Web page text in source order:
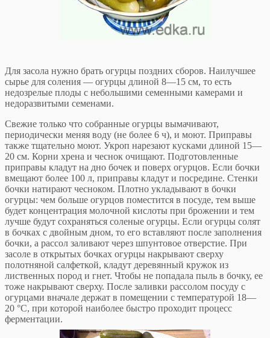
Для засола нужно брать огурцы поздних сборов. Наилучшее
сырье для соления — огурцы длиной 8—15 см, то есть
недозрелые плоды с небольшими семенными камерами и
недоразвитыми семенами.
Свежие только что собранные огурцы вымачивают,
периодически меняя воду (не более 6 ч), и моют. Приправы
также тщательно моют. Укроп нарезают кусками длиной 15—
20 см. Корни хрена и чеснок очищают. Подготовленные
приправы кладут на дно бочек и поверх огурцов. Если бочки
вмещают более 100 л, приправы кладут и посредине. Стенки
бочки натирают чесноком. Плотно укладывают в бочки
огурцы: чем больше огурцов поместится в посуде, тем выше
будет концентрация молочной кислоты при брожении и тем
лучше будут сохраняться соленые огурцы. Если огурцы солят
в бочках с двойным дном, то его вставляют после заполнения
бочки, а рассол заливают через шпунтовое отверстие. При
засоле в открытых бочках огурцы накрывают сверху
полотняной салфеткой, кладут деревянный кружок из
лиственных пород и гнет. Чтобы не попадала пыль в бочку, ее
тоже накрывают сверху. После заливки рассолом посуду с
огурцами вначале держат в помещении с температурой 18—
20 °С, при которой наиболее быстро проходит процесс
ферментации.